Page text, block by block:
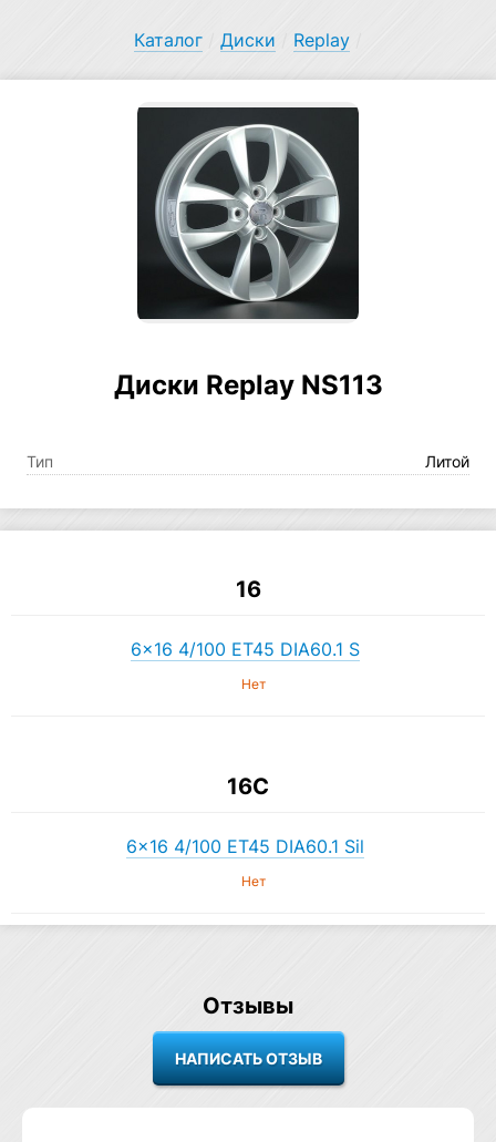
Каталог Диски Replay
Диски Replay NS113
Тип Литой
16
6×16 4/100 ET45 DIA60.1 S
Нет
16C
6×16 4/100 ET45 DIA60.1 Sil
Нет
Отзывы